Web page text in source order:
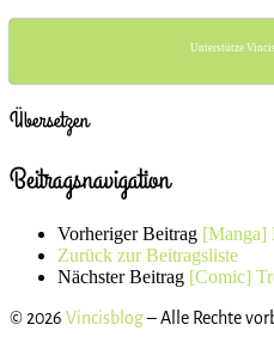
Unterstütze
Übersetzen
Beitragsnavigation
Vorheriger Beitrag [Manga]
Zurück zur Beitragsliste
Nächster Beitrag [Comic]
© 2026 Vincisblog– Alle Rechte